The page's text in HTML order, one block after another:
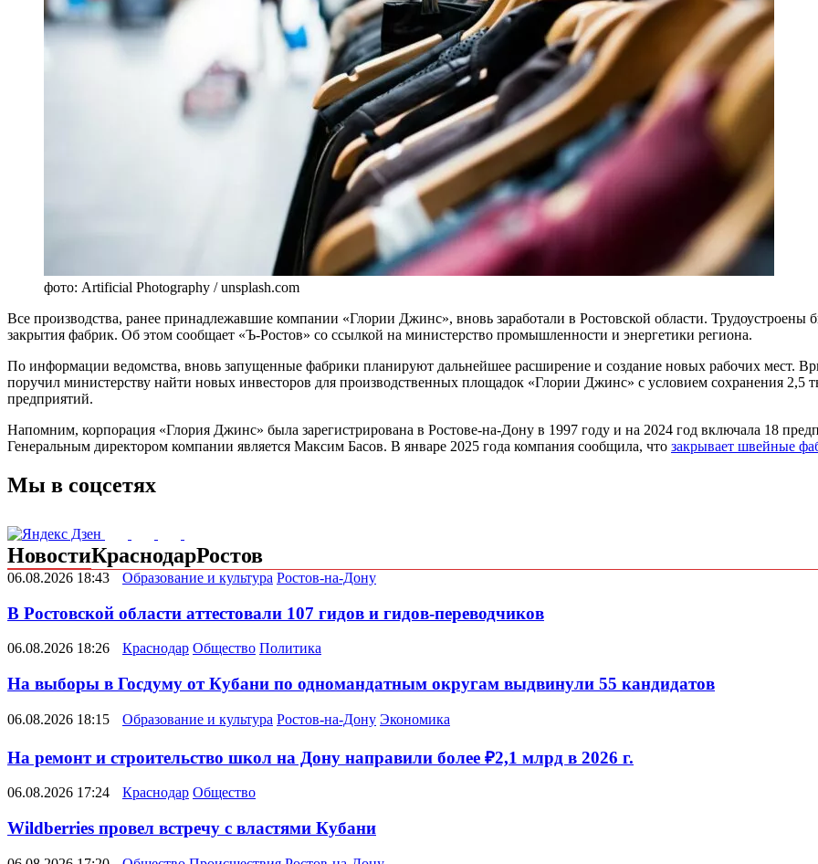
фото: Artificial Photography / unsplash.com
Все производства, ранее принадлежавшие компании «Глории Джинс», вновь заработали в Ростовской области. Трудоустроены
закрытия фабрик. Об этом сообщает «Ъ-Ростов» со ссылкой на министерство промышленности и энергетики региона.
По информации ведомства, вновь запущенные фабрики планируют дальнейшее расширение и создание новых рабочих мест.
поручил министерству найти новых инвесторов для производственных площадок «Глории Джинс» с условием сохранения 2,5
предприятий.
Напомним, корпорация «Глория Джинс» была зарегистрирована в Ростове-на-Дону в 1997 году и на 2024 год включала 18
Генеральным директором компании является Максим Басов. В январе 2025 года компания сообщила, что закрывает швейные
Мы в соцсетях
НовостиКраснодарРостов
06.08.2026 18:43 Образование и культура Ростов-на-Дону
В Ростовской области аттестовали 107 гидов и гидов-переводчиков
06.08.2026 18:26 Краснодар Общество Политика
На выборы в Госдуму от Кубани по одномандатным округам выдвинули 55 кандидатов
06.08.2026 18:15 Образование и культура Ростов-на-Дону Экономика
На ремонт и строительство школ на Дону направили более ₽2,1 млрд в 2026 г.
06.08.2026 17:24 Краснодар Общество
Wildberries провел встречу с властями Кубани